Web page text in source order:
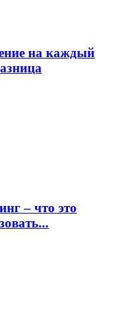
на каждый
– что это